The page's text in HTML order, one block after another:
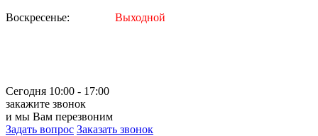
Воскресенье:
Выходной
Сегодня 10:00 - 17:00
закажите звонок
и мы Вам перезвоним
Задать вопрос Заказать звонок